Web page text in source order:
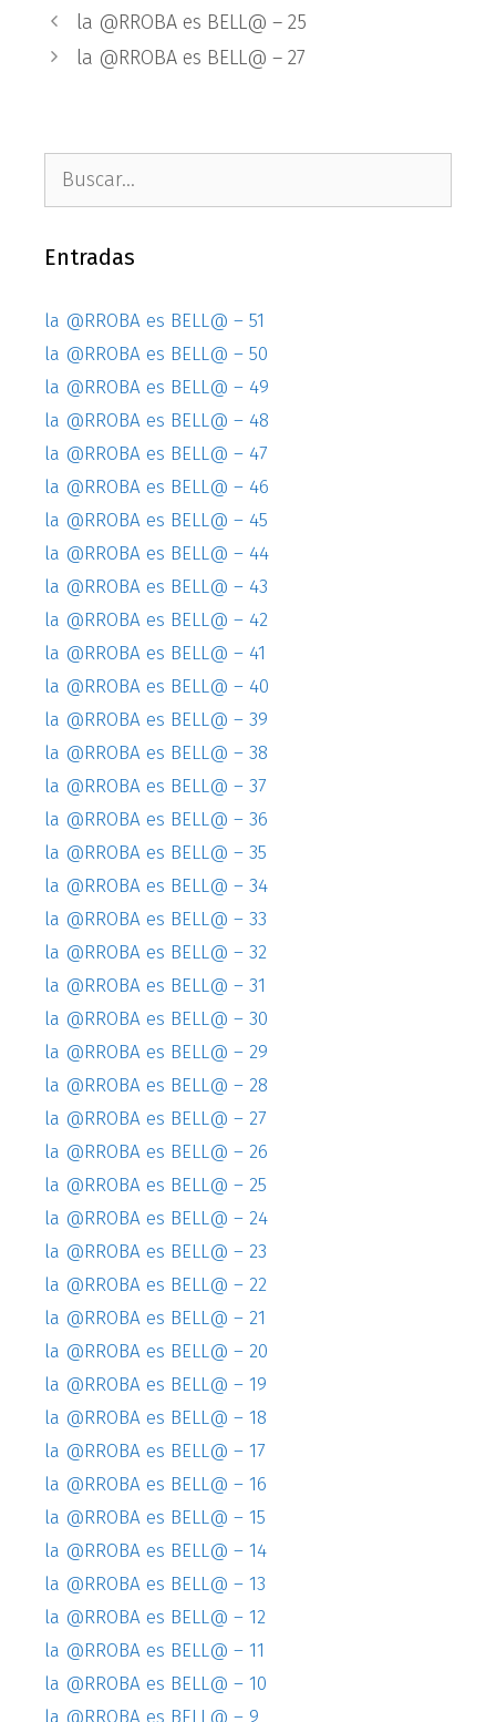
la @RROBA es BELL@ – 25
la @RROBA es BELL@ – 27
Entradas
la @RROBA es BELL@ – 51
la @RROBA es BELL@ – 50
la @RROBA es BELL@ – 49
la @RROBA es BELL@ – 48
la @RROBA es BELL@ – 47
la @RROBA es BELL@ – 46
la @RROBA es BELL@ – 45
la @RROBA es BELL@ – 44
la @RROBA es BELL@ – 43
la @RROBA es BELL@ – 42
la @RROBA es BELL@ – 41
la @RROBA es BELL@ – 40
la @RROBA es BELL@ – 39
la @RROBA es BELL@ – 38
la @RROBA es BELL@ – 37
la @RROBA es BELL@ – 36
la @RROBA es BELL@ – 35
la @RROBA es BELL@ – 34
la @RROBA es BELL@ – 33
la @RROBA es BELL@ – 32
la @RROBA es BELL@ – 31
la @RROBA es BELL@ – 30
la @RROBA es BELL@ – 29
la @RROBA es BELL@ – 28
la @RROBA es BELL@ – 27
la @RROBA es BELL@ – 26
la @RROBA es BELL@ – 25
la @RROBA es BELL@ – 24
la @RROBA es BELL@ – 23
la @RROBA es BELL@ – 22
la @RROBA es BELL@ – 21
la @RROBA es BELL@ – 20
la @RROBA es BELL@ – 19
la @RROBA es BELL@ – 18
la @RROBA es BELL@ – 17
la @RROBA es BELL@ – 16
la @RROBA es BELL@ – 15
la @RROBA es BELL@ – 14
la @RROBA es BELL@ – 13
la @RROBA es BELL@ – 12
la @RROBA es BELL@ – 11
la @RROBA es BELL@ – 10
la @RROBA es BELL@ – 9